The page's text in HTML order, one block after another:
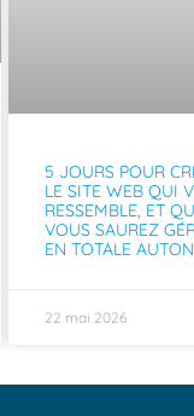
5 JOURS POUR
LE SITE WEB QUI
RESSEMBLE, ET
VOUS SAUREZ
EN TOTALE
22 mai 2026